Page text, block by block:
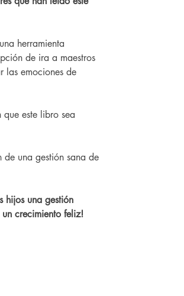
herramienta
de ira a maestros
las emociones de
este libro sea
una gestión sana de
una gestión
crecimiento feliz!